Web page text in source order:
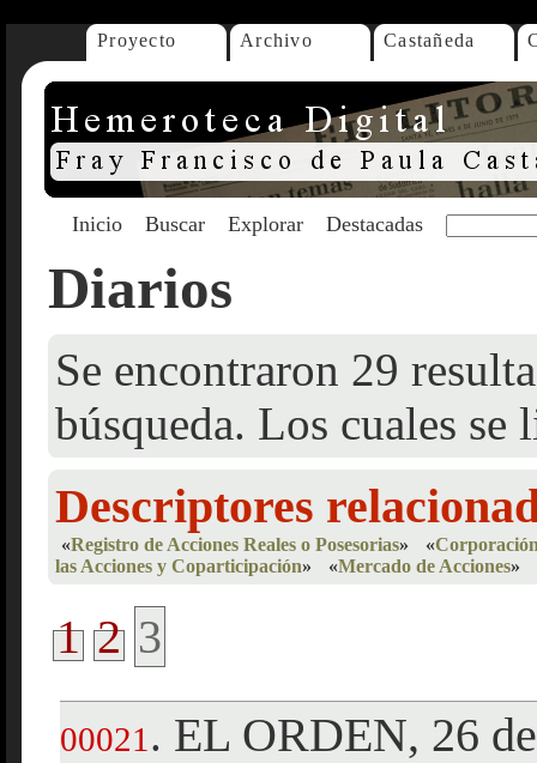
Proyecto Archivo Castañeda
Inicio Buscar Explorar Destacadas
Diarios
Se encontraron 29
búsqueda. Los cuales se
Descriptores
«Registro de Acciones Reales o Posesorias» «
las Acciones y Coparticipación» «Mercado de Acciones»
1 2 3
00021 . EL ORDEN, 26